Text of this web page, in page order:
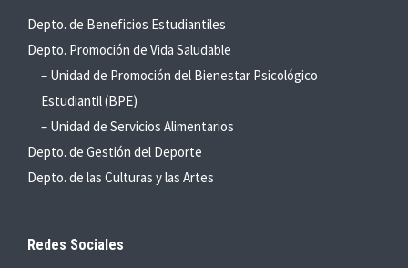
Depto. de Beneficios Estudiantiles
Depto. Promoción de Vida Saludable
– Unidad de Promoción del Bienestar Psicológico
Estudiantil (BPE)
– Unidad de Servicios Alimentarios
Depto. de Gestión del Deporte
Depto. de las Culturas y las Artes
Redes Sociales